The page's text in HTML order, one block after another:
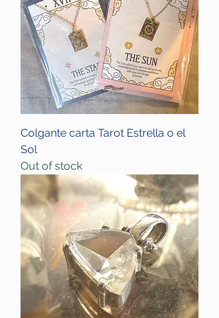
Colgante carta Tarot Estrella o el
Sol
Out of stock